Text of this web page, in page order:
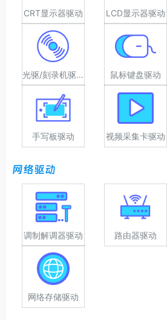
CRT显示器驱动 LCD显示器驱动
光驱/刻录机驱动 鼠标键盘驱动
手写板驱动 视频采集卡驱动
网络驱动
调制解调器驱动 路由器驱动
网络存储驱动